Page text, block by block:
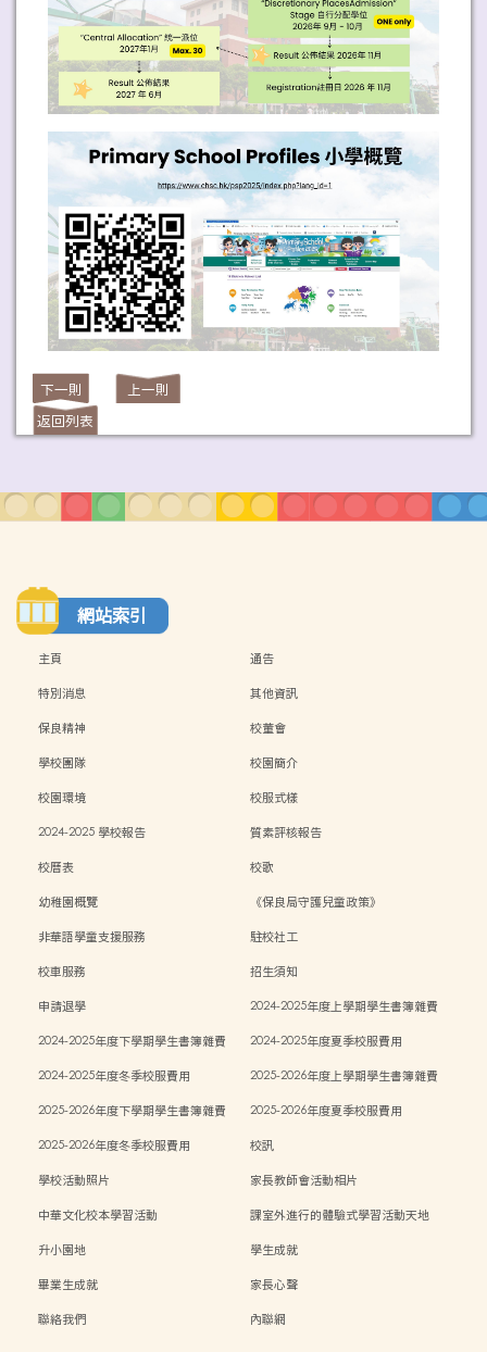
下一則
上一則
返回列表
網站索引
主頁
通告
特別消息
其他資訊
保良精神
校董會
學校團隊
校園簡介
校園環境
校服式樣
2024-2025 學校報告
質素評核報告
校曆表
校歌
幼稚園概覽
《保良局守護兒童政策》
非華語學童支援服務
駐校社工
校車服務
招生須知
申請退學
2024-2025年度上學期學生書簿雜費
2024-2025年度下學期學生書簿雜費
2024-2025年度夏季校服費用
2024-2025年度冬季校服費用
2025-2026年度上學期學生書簿雜費
2025-2026年度下學期學生書簿雜費
2025-2026年度夏季校服費用
2025-2026年度冬季校服費用
校訊
學校活動照片
家長教師會活動相片
中華文化校本學習活動
課室外進行的體驗式學習活動天地
升小園地
學生成就
畢業生成就
家長心聲
聯絡我們
內聯網